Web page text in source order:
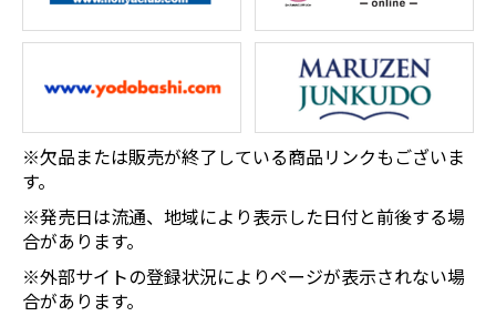
※欠品または販売が終了している商品リンクもございま
す。
※発売日は流通、地域により表示した日付と前後する場
合があります。
※外部サイトの登録状況によりページが表示されない場
合があります。